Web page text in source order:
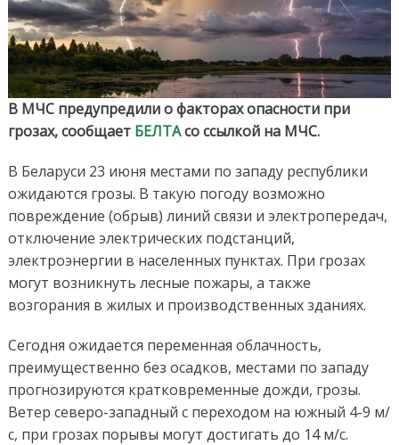
В МЧС предупредили о факторах опасности при
грозах, сообщает БЕЛТАсо ссылкой на МЧС.
В Беларуси 23 июня местами по западу республики
ожидаются грозы. В такую погоду возможно
повреждение (обрыв) линий связи и электропередач,
отключение электрических подстанций,
электроэнергии в населенных пунктах. При грозах
могут возникнуть лесные пожары, а также
возгорания в жилых и производственных зданиях.
Сегодня ожидается переменная облачность,
преимущественно без осадков, местами по западу
прогнозируются кратковременные дожди, грозы.
Ветер северо-западный с переходом на южный 4-9 м/
с, при грозах порывы могут достигать до 14 м/с.